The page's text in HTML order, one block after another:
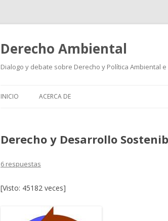
Derecho Ambiental
Dialogo y debate sobre Derecho y Política Ambiental
INICIO ACERCA DE
Derecho y Desarrollo
6 respuestas
[Visto: 45182 veces]